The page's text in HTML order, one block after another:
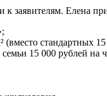
заявителям. Елена
стандартных
семьи 15 000 рублей